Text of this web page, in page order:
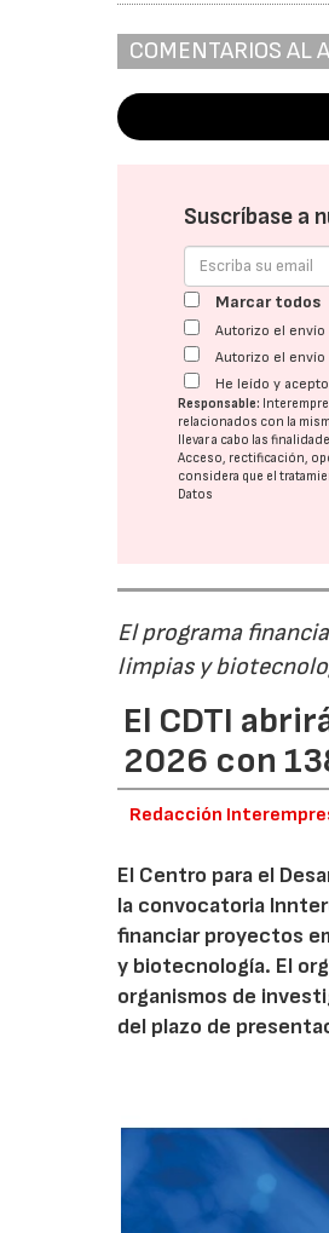
COMENTARIOS AL
Suscríbase a
Marcar todos
Autorizo el
Autorizo el
He leído y
Responsable:
relacionados con la
llevar a cabo las
Acceso, rectificación,
considera que el
Datos
El programa
limpias y
El CDTI
2026 con
Redacción
El Centro para el
la convocatoria
financiar proyectos
y biotecnología. El
organismos de
del plazo de